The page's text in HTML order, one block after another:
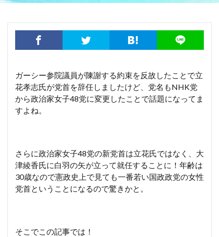
ガーシー参院議員が陳謝する約束を反故したことで立
花孝志氏が党首を辞任しましたけど、党名もNHK党
から政治家女子48党に変更したことで話題になってま
すよね。
さらに政治家女子48党の新党首は立花氏ではなく、大
津綾香氏に白羽の矢が立って就任することに！年齢は
30歳なので憲政史上で見ても一番若い国政政党の女性
党首ということになるので驚きかと。
そこでこの記事では！